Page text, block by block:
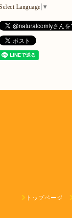
Language ▼
トップページ